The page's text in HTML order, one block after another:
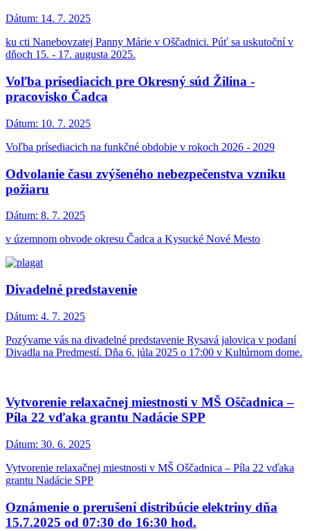
Dátum: 14. 7. 2025
ku cti Nanebovzatej Panny Márie v Oščadnici. Púť sa uskutoční v
dňoch 15. - 17. augusta 2025.
Voľba prísediacich pre Okresný súd Žilina -
pracovisko Čadca
Dátum: 10. 7. 2025
Voľba prísediacich na funkčné obdobie v rokoch 2026 - 2029
Odvolanie času zvýšeného nebezpečenstva vzniku
požiaru
Dátum: 8. 7. 2025
v územnom obvode okresu Čadca a Kysucké Nové Mesto
Divadelné predstavenie
Dátum: 4. 7. 2025
Pozývame vás na divadelné predstavenie Rysavá jalovica v podaní
Divadla na Predmestí. Dňa 6. júla 2025 o 17:00 v Kultúrnom dome.
Vytvorenie relaxačnej miestnosti v MŠ Oščadnica –
Píla 22 vďaka grantu Nadácie SPP
Dátum: 30. 6. 2025
Vytvorenie relaxačnej miestnosti v MŠ Oščadnica – Píla 22 vďaka
grantu Nadácie SPP
Oznámenie o prerušení distribúcie elektriny dňa
15.7.2025 od 07:30 do 16:30 hod.